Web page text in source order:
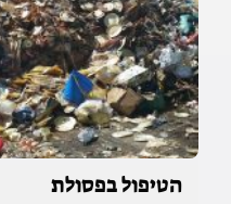
הטיפול בפסולת